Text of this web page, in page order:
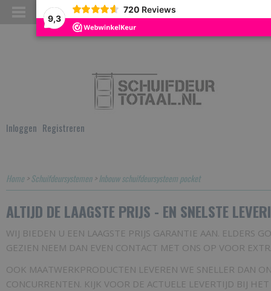
9,3
720 Reviews
Inloggen Registreren
Home>Schuifdeursystemen>Inbouw schuifdeursysteem pocket
ALTIJD DE LAAGSTE PRIJS - EN SNELSTE
WIJ BIEDEN U EEN LAAGSTE PRIJS GARANTIE AAN. ELDERS
GEZIEN NEEM DAN EVEN CONTACT MET ONS OP VOOR
OOK MAATWERKPRODUCTEN LEVEREN WE SNELLER DAN
CONCURRENTEN. KIJK VOOR DE ACTUELE LEVERTIJD BIJ